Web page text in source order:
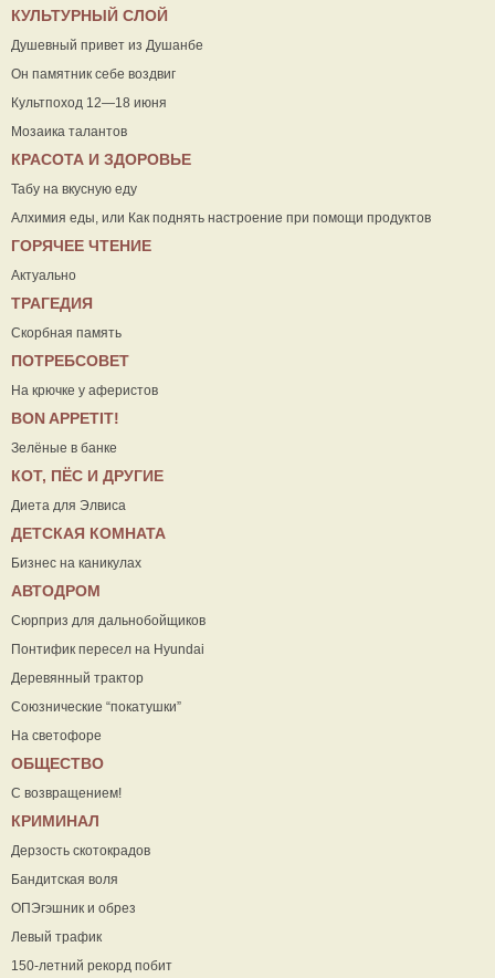
КУЛЬТУРНЫЙ СЛОЙ
Душевный привет из Душанбе
Он памятник себе воздвиг
Культпоход 12—18 июня
Мозаика талантов
КРАСОТА И ЗДОРОВЬЕ
Табу на вкусную еду
Алхимия еды, или Как поднять настроение при помощи продуктов
ГОРЯЧЕЕ ЧТЕНИЕ
Актуально
ТРАГЕДИЯ
Скорбная память
ПОТРЕБСОВЕТ
На крючке у аферистов
ВON APPETIT!
Зелёные в банке
КОТ, ПЁС И ДРУГИЕ
Диета для Элвиса
ДЕТСКАЯ КОМНАТА
Бизнес на каникулах
АВТОДРОМ
Сюрприз для дальнобойщиков
Понтифик пересел на Hyundai
Деревянный трактор
Союзнические “покатушки”
На светофоре
ОБЩЕСТВО
С возвращением!
КРИМИНАЛ
Дерзость скотокрадов
Бандитская воля
ОПЭгэшник и обрез
Левый трафик
150-летний рекорд побит